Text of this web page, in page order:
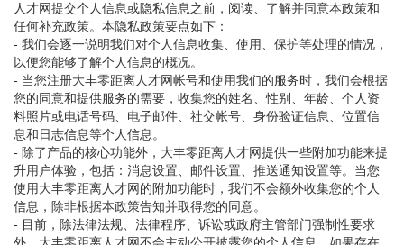
人才网提交个人信息或隐私信息之前，阅读、了解并同意本政策和
任何补充政策。本隐私政策要点如下：
- 我们会逐一说明我们对个人信息收集、使用、保护等处理的情况，
以便您能够了解个人信息的概况。
- 当您注册大丰零距离人才网帐号和使用我们的服务时，我们会根据
您的同意和提供服务的需要，收集您的姓名、性别、年龄、个人资
料照片或电话号码、电子邮件、社交帐号、身份验证信息、位置信
息和日志信息等个人信息。
- 除了产品的核心功能外，大丰零距离人才网提供一些附加功能来提
升用户体验，包括：消息设置、邮件设置、推送通知设置等。当您
使用大丰零距离人才网的附加功能时，我们不会额外收集您的个人
信息，除非根据本政策告知并取得您的同意。
- 目前，除法律法规、法律程序、诉讼或政府主管部门强制性要求
外，大丰零距离人才网不会主动公开披露您的个人信息，如果存在